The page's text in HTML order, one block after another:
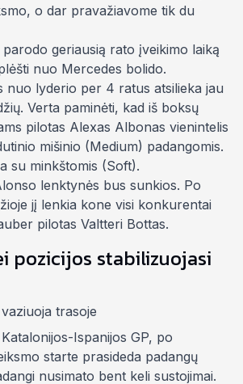
o dar pravažiavome tik du
parodo geriausią rato įveikimo laiką
nuo Mercedes bolido.
nuo lyderio per 4 ratus atsilieka jau
Verta paminėti, kad iš boksų
pilotas Alexas Albonas vienintelis
mišinio (Medium) padangomis.
su minkštomis (Soft).
lenktynės bus sunkios. Po
jį lenkia kone visi konkurentai
pilotas Valtteri Bottas.
pozicijos stabilizuojasi
Ispanijos GP, po
starte prasideda padangų
nusimato bent keli sustojimai.